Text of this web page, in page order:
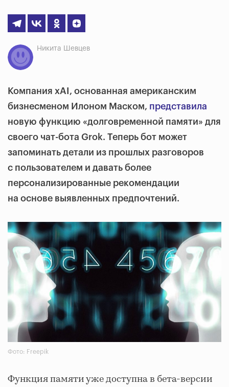
Никита Шевцев
Компания xAI, основанная американским
бизнесменом Илоном Маском, представила
новую функцию «долговременной памяти» для
своего чат-бота Grok. Теперь бот может
запоминать детали из прошлых разговоров
с пользователем и давать более
персонализированные рекомендации
на основе выявленных предпочтений.
Фото: Freepik
Функция памяти уже доступна в бета-версии